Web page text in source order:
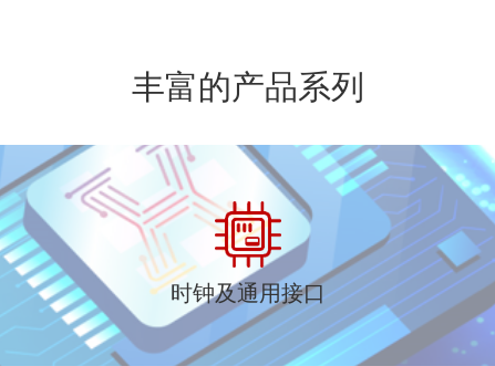
丰富的产品系列
时钟及通用接口